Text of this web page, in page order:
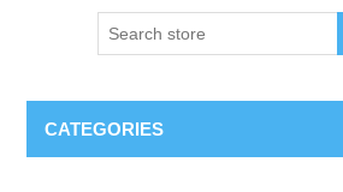
CATEGORIES